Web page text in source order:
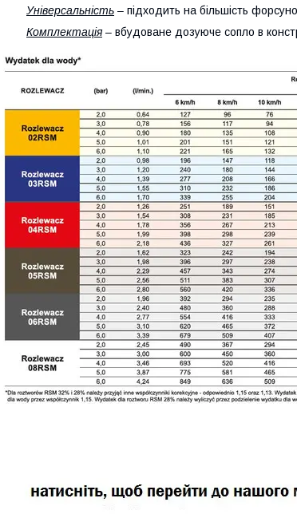
Універсальність – підходить на більшість
Комплектація– вбудоване дозуюче сопло в